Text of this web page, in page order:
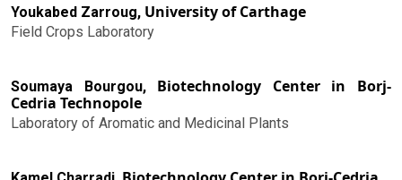
Youkabed Zarroug, University of Carthage
Field Crops Laboratory
Soumaya Bourgou, Biotechnology Center in Borj-
Cedria Technopole
Laboratory of Aromatic and Medicinal Plants